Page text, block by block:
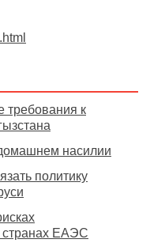
к
насилии
политику
странах ЕАЭС